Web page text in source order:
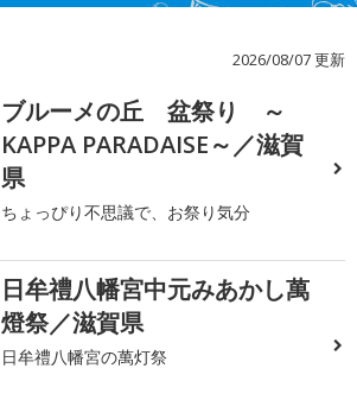
2026/08/07 更新
ブルーメの丘 盆祭り ～
KAPPA PARADAISE～／滋賀
県
ちょっぴり不思議で、お祭り気分
日牟禮八幡宮中元みあかし萬
燈祭／滋賀県
日牟禮八幡宮の萬灯祭